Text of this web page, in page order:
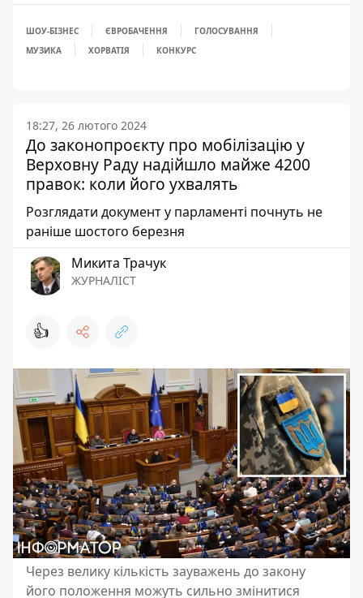
ШОУ-БІЗНЕС ЄВРОБАЧЕННЯ
ГОЛОСУВАННЯ
МУЗИКА
ХОРВАТІЯ КОНКУРС
18:27, 26 лютого 2024
До законопроєкту про мобілізацію у
Верховну Раду надійшло майже 4200
правок: коли його ухвалять
Розглядати документ у парламенті почнуть не
раніше шостого березня
Микита Трачук
ЖУРНАЛІСТ
👍
Через велику кількість зауважень до закону
його положення можуть сильно змінитися